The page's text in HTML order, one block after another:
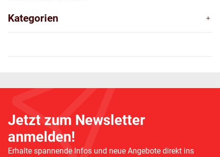
Kategorien
Jetzt zum Newsletter
anmelden!
Erhalte spannende Infos und neue Angebote direkt ins